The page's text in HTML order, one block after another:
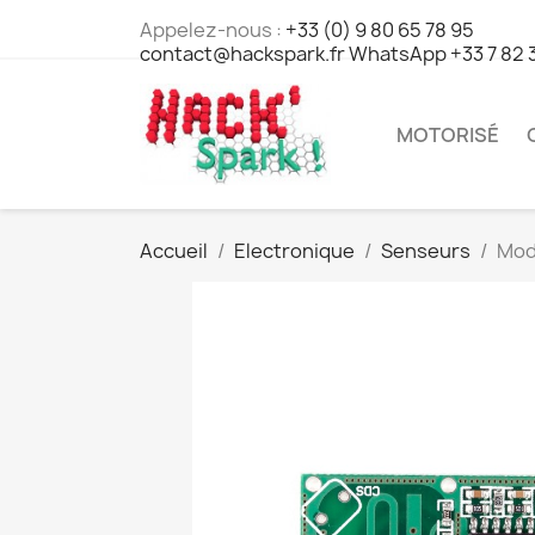
Appelez-nous : +33 (0) 9 80 65 78 95
contact@hackspark.fr WhatsApp +33 7 82
MOTORISÉ
Accueil Electronique Senseurs